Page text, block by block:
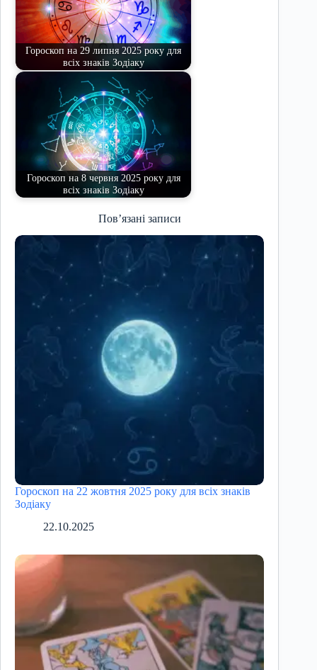
Гороскоп на 29 липня 2025 року для
всіх знаків Зодіаку
Гороскоп на 8 червня 2025 року для
всіх знаків Зодіаку
Пов’язані записи
Гороскоп на 22 жовтня 2025 року для всіх знаків
Зодіаку
22.10.2025